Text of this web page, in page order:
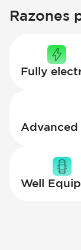
Razones
Fully
Advanced
Well